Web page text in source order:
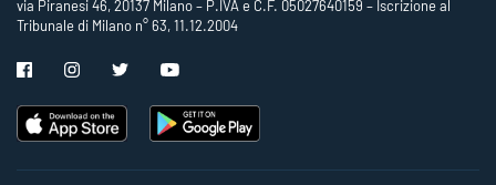
via Piranesi 46, 20137 Milano – P.IVA e C.F. 05027640159 – Iscrizione al
Tribunale di Milano n° 63, 11.12.2004